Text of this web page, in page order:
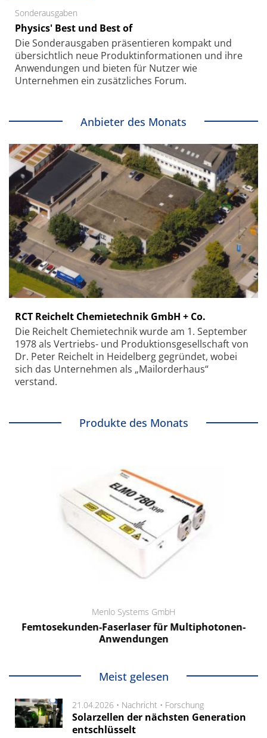
Sonderausgaben
Physics' Best und Best of
Die Sonder­ausgaben präsentieren kompakt und
übersichtlich neue Produkt­informationen und ihre
Anwendungen und bieten für Nutzer wie
Unternehmen ein zusätzliches Forum.
Anbieter des Monats
RCT Reichelt Chemietechnik GmbH + Co.
Die Reichelt Chemietechnik wurde am 1. September
1978 als Vertriebs- und Produktionsgesellschaft von
Dr. Peter Reichelt in Heidelberg gegründet, wobei
sich das Unternehmen als „Mailorderhaus“
verstand.
Produkte des Monats
Menlo Systems GmbH
Femtosekunden-Faserlaser für Multiphotonen-
Anwendungen
Meist gelesen
21.04.2026 • Nachricht • Forschung
Solarzellen der nächsten Generation
entschlüsselt